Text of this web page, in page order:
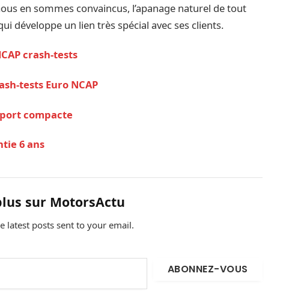
en sommes convaincus, l’apanage naturel de tout
développe un lien très spécial avec ses clients.
crash-tests
tests Euro NCAP
compacte
6 ans
sur MotorsActu
latest posts sent to your email.
ABONNEZ-VOUS